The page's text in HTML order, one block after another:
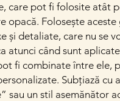
care pot fi folosite atât
opacă. Folosește
și detaliate, care nu se
atunci când sunt
fi combinate între ele,
Subțiază
sau un stil asemănător